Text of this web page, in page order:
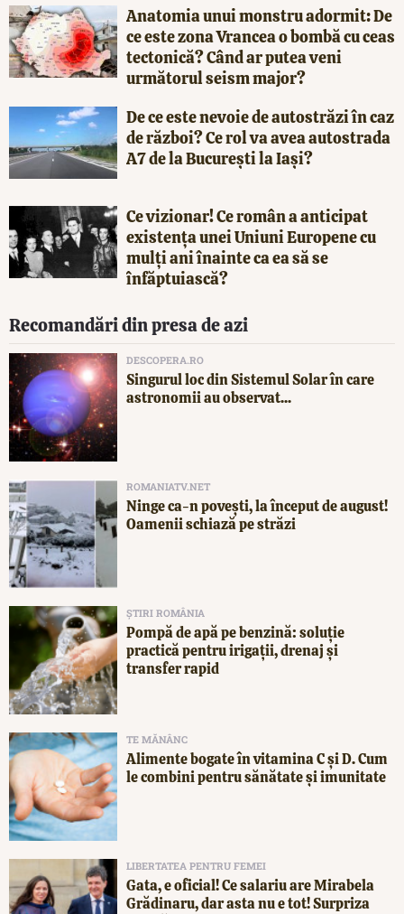
Anatomia unui monstru adormit: De
ce este zona Vrancea o bombă cu ceas
tectonică? Când ar putea veni
următorul seism major?
De ce este nevoie de autostrăzi în caz
de război? Ce rol va avea autostrada
A7 de la București la Iași?
Ce vizionar! Ce român a anticipat
existența unei Uniuni Europene cu
mulți ani înainte ca ea să se
înfăptuiască?
Recomandări din presa de azi
DESCOPERA.RO
Singurul loc din Sistemul Solar în care
astronomii au observat...
ROMANIATV.NET
Ninge ca-n povești, la început de august!
Oamenii schiază pe străzi
ȘTIRI ROMÂNIA
Pompă de apă pe benzină: soluție
practică pentru irigații, drenaj și
transfer rapid
TE MĂNÂNC
Alimente bogate în vitamina C și D. Cum
le combini pentru sănătate și imunitate
LIBERTATEA PENTRU FEMEI
Gata, e oficial! Ce salariu are Mirabela
Grădinaru, dar asta nu e tot! Surpriza